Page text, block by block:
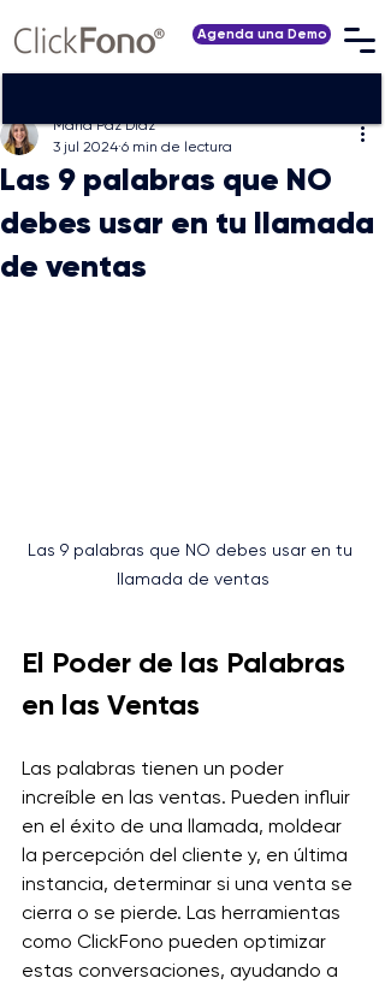
Agenda una Demo
Las 9 palabras que NO
debes usar en tu llamada
de ventas
María Paz Díaz
3 jul 2024 6 min de lectura
Las 9 palabras que NO debes usar en tu
llamada de ventas
El Poder de las Palabras
en las Ventas
Las palabras tienen un poder
increíble en las ventas. Pueden influir
en el éxito de una llamada, moldear
la percepción del cliente y, en última
instancia, determinar si una venta se
cierra o se pierde. Las herramientas
como ClickFono pueden optimizar
estas conversaciones, ayudando a